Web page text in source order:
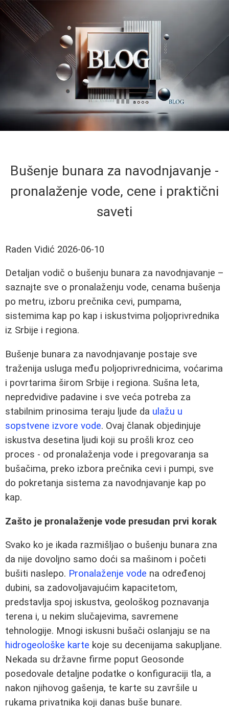
Bušenje bunara za navodnjavanje -
pronalaženje vode, cene i praktični
saveti
Raden Vidić 2026-06-10
Detaljan vodič o bušenju bunara za navodnjavanje –
saznajte sve o pronalaženju vode, cenama bušenja
po metru, izboru prečnika cevi, pumpama,
sistemima kap po kap i iskustvima poljoprivrednika
iz Srbije i regiona.
Bušenje bunara za navodnjavanje postaje sve
traženija usluga među poljoprivrednicima, voćarima
i povrtarima širom Srbije i regiona. Sušna leta,
nepredvidive padavine i sve veća potreba za
stabilnim prinosima teraju ljude da ulažu u
sopstvene izvore vode. Ovaj članak objedinjuje
iskustva desetina ljudi koji su prošli kroz ceo
proces - od pronalaženja vode i pregovaranja sa
bušačima, preko izbora prečnika cevi i pumpi, sve
do pokretanja sistema za navodnjavanje kap po
kap.
Zašto je pronalaženje vode presudan prvi korak
Svako ko je ikada razmišljao o bušenju bunara zna
da nije dovoljno samo doći sa mašinom i početi
bušiti naslepo. Pronalaženje vode na određenoj
dubini, sa zadovoljavajućim kapacitetom,
predstavlja spoj iskustva, geološkog poznavanja
terena i, u nekim slučajevima, savremene
tehnologije. Mnogi iskusni bušači oslanjaju se na
hidrogeološke karte koje su decenijama sakupljane.
Nekada su državne firme poput Geosonde
posedovale detaljne podatke o konfiguraciji tla, a
nakon njihovog gašenja, te karte su završile u
rukama privatnika koji danas buše bunare.